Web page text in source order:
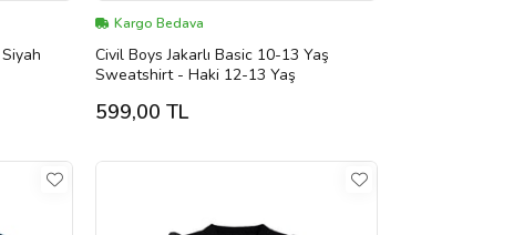
Kargo Bedava
Civil Boys Jakarlı Basic 10-13 Yaş
Sweatshirt - Haki 12-13 Yaş
599,00 TL